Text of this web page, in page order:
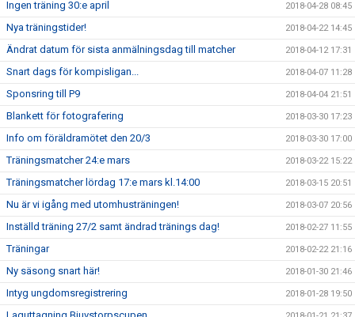
Ingen träning 30:e april 2018-04-28 08:45
Nya träningstider! 2018-04-22 14:45
Ändrat datum för sista anmälningsdag till matcher 2018-04-12 17:31
Snart dags för kompisligan... 2018-04-07 11:28
Sponsring till P9 2018-04-04 21:51
Blankett för fotografering 2018-03-30 17:23
Info om föräldramötet den 20/3 2018-03-30 17:00
Träningsmatcher 24:e mars 2018-03-22 15:22
Träningsmatcher lördag 17:e mars kl.14:00 2018-03-15 20:51
Nu är vi igång med utomhusträningen! 2018-03-07 20:56
Inställd träning 27/2 samt ändrad tränings dag! 2018-02-27 11:55
Träningar 2018-02-22 21:16
Ny säsong snart här! 2018-01-30 21:46
Intyg ungdomsregistrering 2018-01-28 19:50